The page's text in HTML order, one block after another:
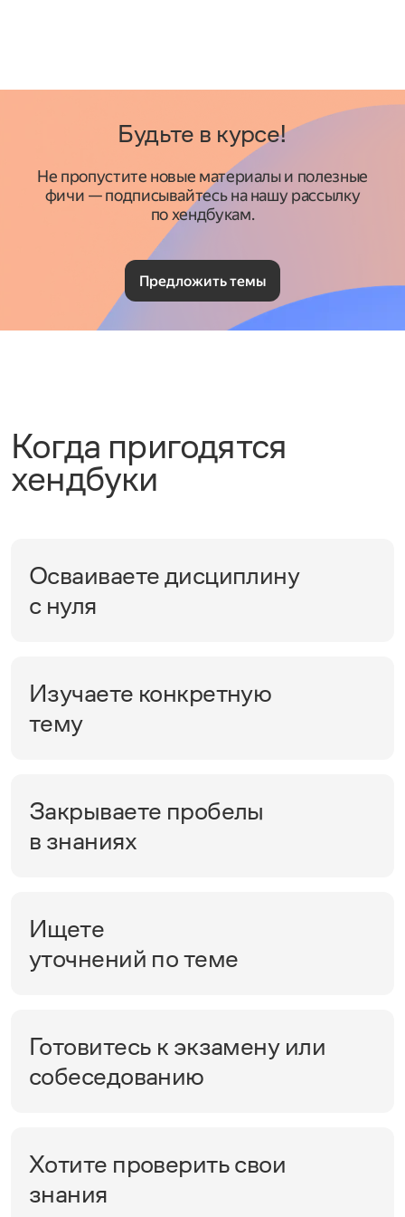
Будьте в курсе!
Не пропустите новые материалы и полезные
фичи — подписывайтесь на нашу рассылку
по хендбукам.
Предложить темы
Когда пригодятся
хендбуки
Осваиваете дисциплину
с нуля
Изучаете конкретную
тему
Закрываете пробелы
в знаниях
Ищете
уточнений по теме
Готовитесь к экзамену или
собеседованию
Хотите проверить свои
знания